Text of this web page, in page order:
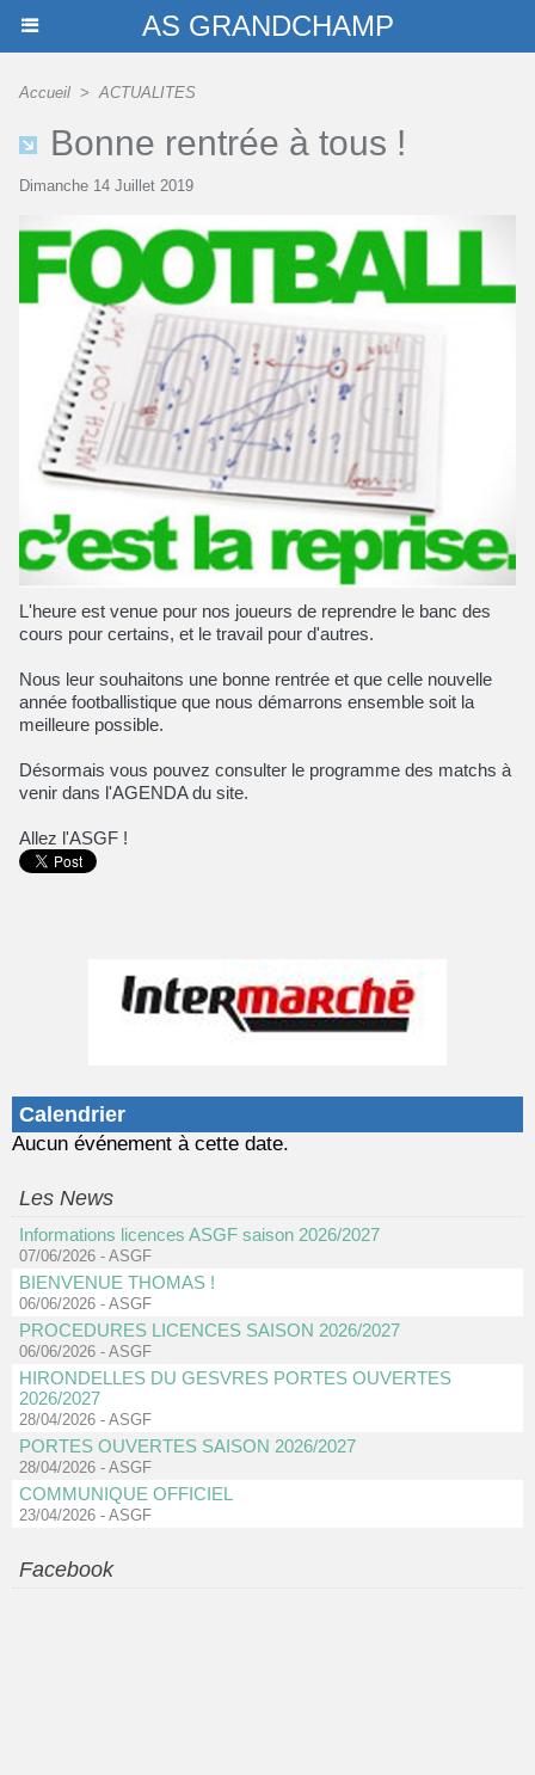
AS GRANDCHAMP
Accueil > ACTUALITES
Bonne rentrée à tous !
Dimanche 14 Juillet 2019
L'heure est venue pour nos joueurs de reprendre le banc des
cours pour certains, et le travail pour d'autres.
Nous leur souhaitons une bonne rentrée et que celle nouvelle
année footballistique que nous démarrons ensemble soit la
meilleure possible.
Désormais vous pouvez consulter le programme des matchs à
venir dans l'AGENDA du site.
Allez l'ASGF !
Calendrier
Aucun événement à cette date.
Les News
Informations licences ASGF saison 2026/2027
07/06/2026 - ASGF
BIENVENUE THOMAS !
06/06/2026 - ASGF
PROCEDURES LICENCES SAISON 2026/2027
06/06/2026 - ASGF
HIRONDELLES DU GESVRES PORTES OUVERTES
2026/2027
28/04/2026 - ASGF
PORTES OUVERTES SAISON 2026/2027
28/04/2026 - ASGF
COMMUNIQUE OFFICIEL
23/04/2026 - ASGF
Facebook